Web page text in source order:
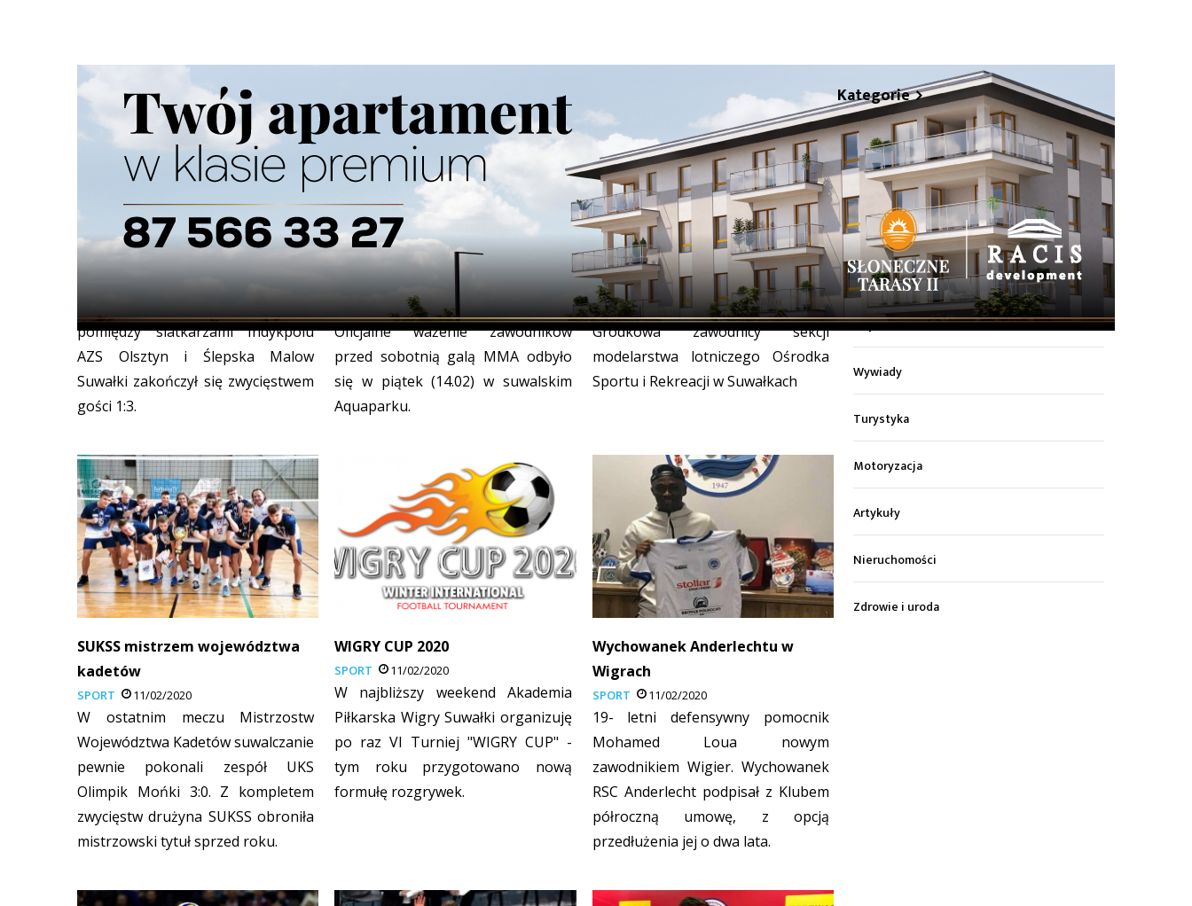
Zwycięstwo Ślepska w Olsztynie
Walentynkowy pojedynek
pomiędzy siatkarzami Indykpolu
AZS Olsztyn i Ślepska Malow
Suwałki zakończył się zwycięstwem
gości 1:3.
Ważenie zawodników przed galą
MMA w Suwałkach
14/02/2020
Oficjalne ważenie zawodników
przed sobotnią galą MMA odbyło
się w piątek (14.02) w suwalskim
Aquaparku.
Medale modelarzy w Grodkowie
SPORT 13/02/2020
Z czterema medalami wrócili z
Grodkowa zawodnicy sekcji
modelarstwa lotniczego Ośrodka
Sportu i Rekreacji w Suwałkach
SUKSS mistrzem województwa
kadetów
SPORT 11/02/2020
W ostatnim meczu Mistrzostw
Województwa Kadetów suwalczanie
pewnie pokonali zespół UKS
Olimpik Mońki 3:0. Z kompletem
zwycięstw drużyna SUKSS obroniła
mistrzowski tytuł sprzed roku.
WIGRY CUP 2020
SPORT 11/02/2020
W najbliższy weekend Akademia
Piłkarska Wigry Suwałki organizuję
po raz VI Turniej "WIGRY CUP" -
tym roku przygotowano nową
formułę rozgrywek.
Wychowanek Anderlechtu w
Wigrach
SPORT 11/02/2020
19- letni defensywny pomocnik
Mohamed Loua nowym
zawodnikiem Wigier. Wychowanek
RSC Anderlecht podpisał z Klubem
półroczną umowę, z opcją
przedłużenia jej o dwa lata.
Kategorie
Z życia miasta
Sport
Kultura
Wiadomości z regionu
Z życia szkół
Wywiady
Turystyka
Motoryzacja
Artykuły
Nieruchomości
Zdrowie i uroda